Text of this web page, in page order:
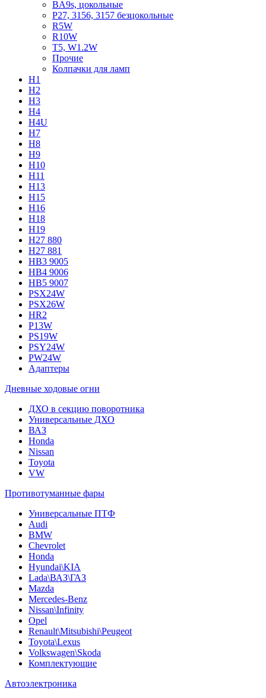
BA9s, цокольные
P27, 3156, 3157 безцокольные
R5W
R10W
T5, W1.2W
Прочие
Колпачки для ламп
H1
H2
H3
H4
H4U
H7
H8
H9
H10
H11
H13
H15
H16
H18
H19
H27 880
H27 881
HB3 9005
HB4 9006
HB5 9007
PSX24W
PSX26W
HR2
P13W
PS19W
PSY24W
PW24W
Адаптеры
Дневные ходовые огни
ДХО в секцию поворотника
Универсальные ДХО
ВАЗ
Honda
Nissan
Toyota
VW
Противотуманные фары
Универсальные ПТФ
Audi
BMW
Chevrolet
Honda
Hyundai\KIA
Lada\ВАЗ\ГАЗ
Mazda
Mercedes-Benz
Nissan\Infinity
Opel
Renault\Mitsubishi\Peugeot
Toyota\Lexus
Volkswagen\Skoda
Комплектующие
Автоэлектроника